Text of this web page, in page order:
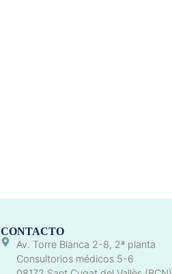
CONTACTO
Av. Torre Blanca 2-8, 2ª planta
Consultorios médicos 5-6